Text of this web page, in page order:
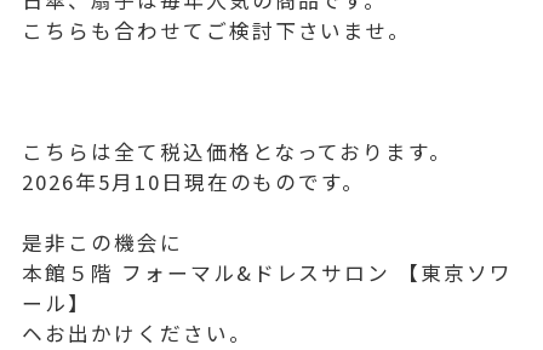
こちらも合わせてご検討下さいませ。
こちらは全て税込価格となっております。
2026年5月10日現在のものです。
是非この機会に
本館５階 フォーマル&ドレスサロン 【東京ソワ
ール】
ヘお出かけください。